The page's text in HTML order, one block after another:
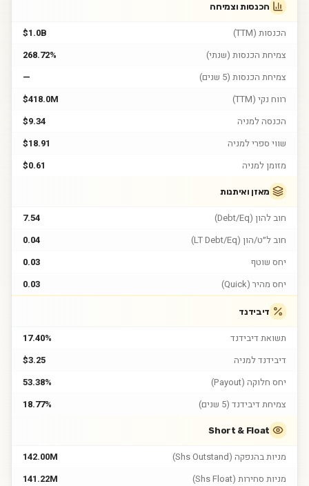
הכנסות וצמיחה
הכנסות (TTM)
$1.0B
צמיחת הכנסות (שנתי)
268.72%
צמיחת הכנסות (5 שנים)
—
רווח נקי (TTM)
$418.0M
הכנסה למניה
$9.34
שווי ספרי למניה
$18.91
מזומן למניה
$0.61
מאזן ואיתנות
חוב להון (Debt/Eq)
7.54
חוב ל״ט/הון (LT Debt/Eq)
0.04
יחס שוטף
0.03
יחס מהיר (Quick)
0.03
דיבידנד
תשואת דיבידנד
17.40%
דיבידנד למניה
$3.25
יחס חלוקה (Payout)
53.38%
צמיחת דיבידנד (5 שנים)
18.77%
Short & Float
מניות בהנפקה (Shs Outstand)
142.00M
מניות סחירות (Shs Float)
141.22M